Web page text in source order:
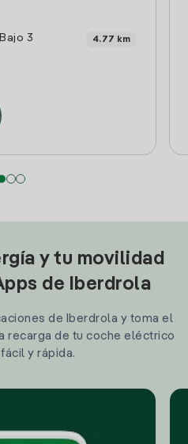
3
4.77 km
y tu movilidad
de Iberdrola
de Iberdrola y toma el
recarga de tu coche eléctrico
y rápida.